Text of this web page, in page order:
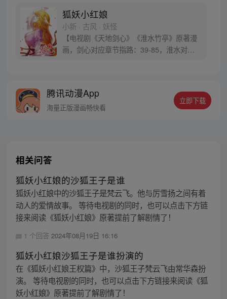
狐妖小红娘
小新 · 古风 · 妖怪
【电视剧《天地剑心》《淮水竹亭》原著漫
画，剑心对应章节指路：39-85，淮水对应
腾讯动漫App
海量正版漫画畅快看
立即下载
相关问答
狐妖小红娘的沙狐王子是谁
狐妖小红娘中的沙狐王子是梵云飞。他与厉雪扬之间有着
动人的爱情故事。 等待电视剧的同时，也可以点击下方链
接来阅读《狐妖小红娘》原著提前了解剧情了！
1 个回答 2024年08月19日 16:16
狐妖小红娘沙狐王子是谁扮演的
在《狐妖小红娘王权篇》中，沙狐王子梵云飞由常华森扮
演。 等待电视剧的同时，也可以点击下方链接来阅读《狐
妖小红娘》原著提前了解剧情了！